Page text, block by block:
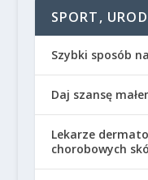
SPORT,
Szybki sposób
Daj szansę
Lekarze
chorobowych